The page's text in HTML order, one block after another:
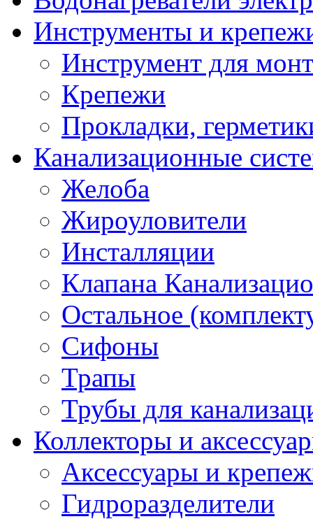
Инструменты и
Инструмент для
Крепежи
Прокладки,
Канализационные
Желоба
Жироуловители
Инсталляции
Клапана
Остальное
Сифоны
Трапы
Трубы для
Коллекторы и
Аксессуары и
Гидроразделители